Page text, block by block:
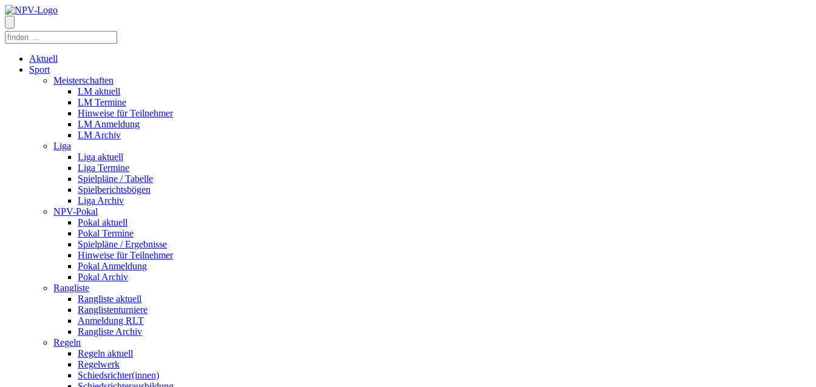
Aktuell
Sport
Meisterschaften
LM aktuell
LM Termine
Hinweise für Teilnehmer
LM Anmeldung
LM Archiv
Liga
Liga aktuell
Liga Termine
Spielpläne / Tabelle
Spielberichtsbögen
Liga Archiv
NPV-Pokal
Pokal aktuell
Pokal Termine
Spielpläne / Ergebnisse
Hinweise für Teilnehmer
Pokal Anmeldung
Pokal Archiv
Rangliste
Rangliste aktuell
Ranglistenturniere
Anmeldung RLT
Rangliste Archiv
Regeln
Regeln aktuell
Regelwerk
Schiedsrichter(innen)